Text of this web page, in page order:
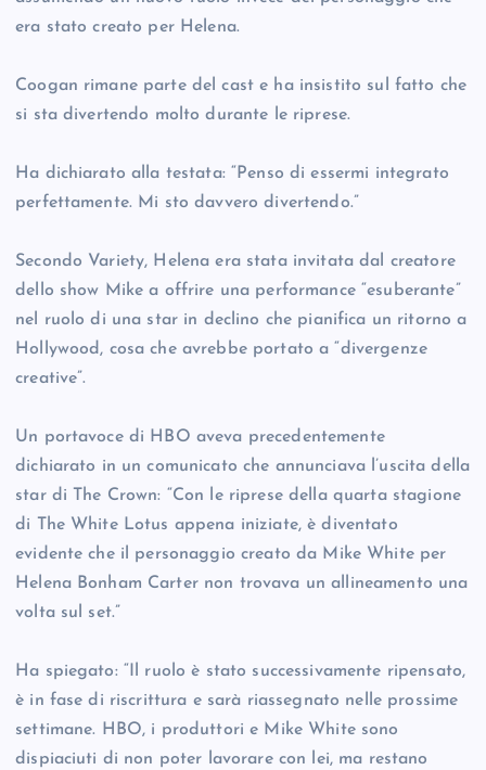
era stato creato per Helena.
Coogan rimane parte del cast e ha insistito sul fatto che
si sta divertendo molto durante le riprese.
Ha dichiarato alla testata: “Penso di essermi integrato
perfettamente. Mi sto davvero divertendo.”
Secondo Variety, Helena era stata invitata dal creatore
dello show Mike a offrire una performance “esuberante”
nel ruolo di una star in declino che pianifica un ritorno a
Hollywood, cosa che avrebbe portato a “divergenze
creative”.
Un portavoce di HBO aveva precedentemente
dichiarato in un comunicato che annunciava l’uscita della
star di The Crown: “Con le riprese della quarta stagione
di The White Lotus appena iniziate, è diventato
evidente che il personaggio creato da Mike White per
Helena Bonham Carter non trovava un allineamento una
volta sul set.”
Ha spiegato: “Il ruolo è stato successivamente ripensato,
è in fase di riscrittura e sarà riassegnato nelle prossime
settimane. HBO, i produttori e Mike White sono
dispiaciuti di non poter lavorare con lei, ma restano